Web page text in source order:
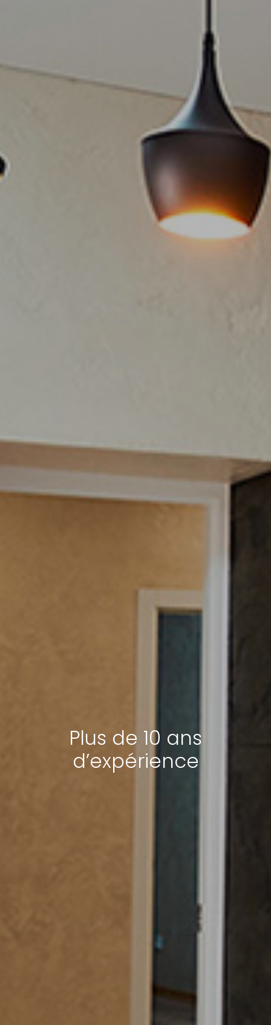
Plus de 10 ans
d’expérience